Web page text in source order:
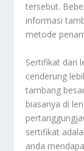
tersebut.
informasi
metode
Sertifikat dari
cenderung
tambang
biasanya di
sertifikat
anda